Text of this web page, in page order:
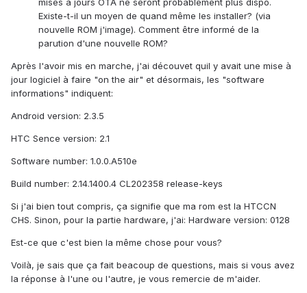
mises à jours OTA ne seront probablement plus dispo.
Existe-t-il un moyen de quand même les installer? (via
nouvelle ROM j'image). Comment être informé de la
parution d'une nouvelle ROM?
Après l'avoir mis en marche, j'ai découvet quil y avait une mise à
jour logiciel à faire "on the air" et désormais, les "software
informations" indiquent:
Android version: 2.3.5
HTC Sence version: 2.1
Software number: 1.0.0.A510e
Build number: 2.14.1400.4 CL202358 release-keys
Si j'ai bien tout compris, ça signifie que ma rom est la HTCCN
CHS. Sinon, pour la partie hardware, j'ai: Hardware version: 0128
Est-ce que c'est bien la même chose pour vous?
Voilà, je sais que ça fait beacoup de questions, mais si vous avez
la réponse à l'une ou l'autre, je vous remercie de m'aider.